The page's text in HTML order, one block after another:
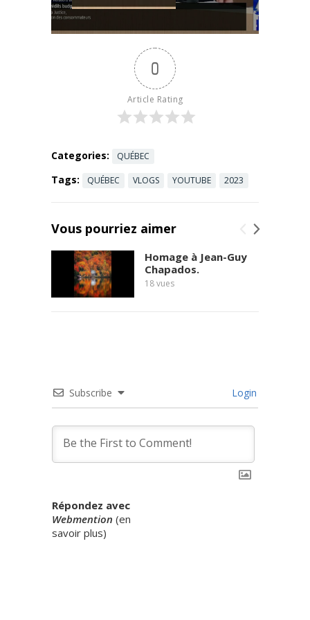
de la Justice,
Protection
la Justice a
défendu les
0
Article Rating
Categories: QUÉBEC
Tags: QUÉBEC VLOGS YOUTUBE 2023
Vous pourriez aimer
Homage à Jean-Guy
Chapados.
18vues
Subscribe Login
Répondez avec
Webmention (en
savoir plus)